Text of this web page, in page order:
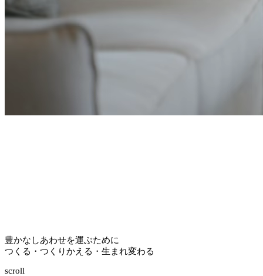
豊かなしあわせを運ぶために
つくる・つくりかえる・生まれ変わる
scroll